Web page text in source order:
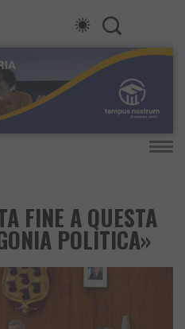
FINE A QUESTA
POLITICA»